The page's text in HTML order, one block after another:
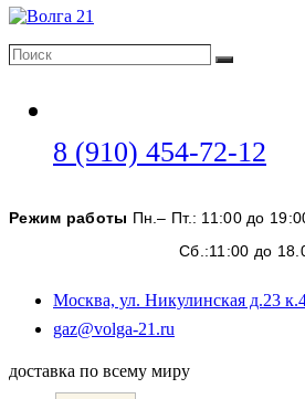
Поиск
Поиск
8 (910) 454-72-12
Режим работы Пн.– Пт.: 11:00 до
Сб.:11:00 до
Москва, ул. Никулинская д.23
gaz@volga-21.ru
вашем
доставка по всему миру